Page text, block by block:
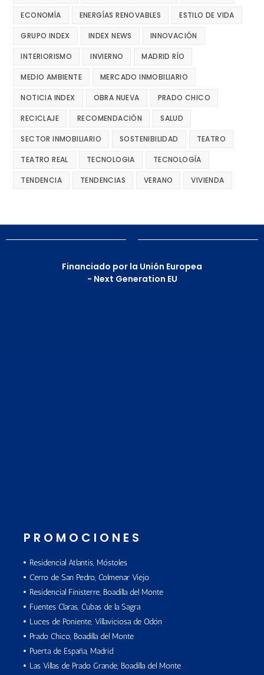
ECONOMÍA ENERGÍAS RENOVABLES ESTILO DE VIDA
GRUPO INDEX INDEX NEWS INNOVACIÓN
INTERIORISMO INVIERNO MADRID RÍO
MEDIO AMBIENTE MERCADO INMOBILIARIO
NOTICIA INDEX OBRA NUEVA PRADO CHICO
RECICLAJE RECOMENDACIÓN SALUD
SECTOR INMOBILIARIO SOSTENIBILIDAD TEATRO
TEATRO REAL TECNOLOGIA TECNOLOGÍA
TENDENCIA TENDENCIAS VERANO VIVIENDA
Financiado por la Unión Europea
- Next Generation EU
PROMOCIONES
Residencial Atlantis, Móstoles
Cerro de San Pedro, Colmenar Viejo
Residencial Finisterre, Boadilla del Monte
Fuentes Claras, Cubas de la Sagra
Luces de Poniente, Villaviciosa de Odón
Prado Chico, Boadilla del Monte
Puerta de España, Madrid
Las Villas de Prado Grande, Boadilla del Monte